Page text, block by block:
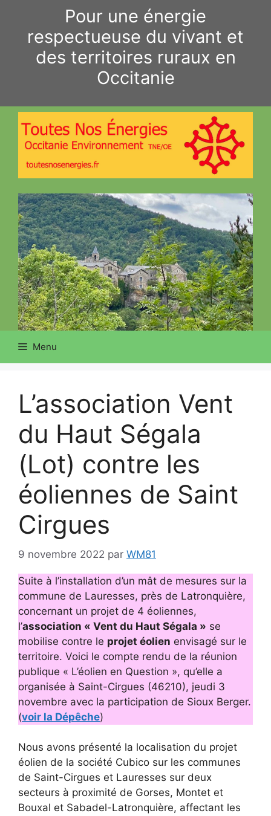
contenu
Pour une énergie
respectueuse du vivant et
des territoires ruraux en
Occitanie
Menu
L’association Vent
du Haut Ségala
(Lot) contre les
éoliennes de Saint
Cirgues
9 novembre 2022 par WM81
Suite à l’installation d’un mât de mesures sur la
commune de Lauresses, près de Latronquière,
concernant un projet de 4 éoliennes,
l’association « Vent du Haut Ségala » se
mobilise contre le projet éolien envisagé sur le
territoire. Voici le compte rendu de la réunion
publique « L’éolien en Question », qu’elle a
organisée à Saint-Cirgues (46210), jeudi 3
novembre avec la participation de Sioux Berger.
(voir la Dépêche)
Nous avons présenté la localisation du projet
éolien de la société Cubico sur les communes
de Saint-Cirgues et Lauresses sur deux
secteurs à proximité de Gorses, Montet et
Bouxal et Sabadel-Latronquière, affectant les